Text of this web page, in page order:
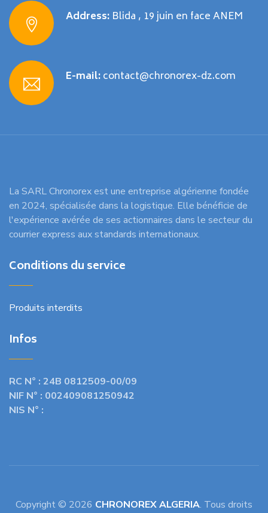
Address: Blida , 19 juin en face ANEM
E-mail:contact@chronorex-dz.com
La SARL Chronorex est une entreprise algérienne fondée
en 2024, spécialisée dans la logistique. Elle bénéficie de
l'expérience avérée de ses actionnaires dans le secteur du
courrier express aux standards internationaux.
Conditions du service
Produits interdits
Infos
RC N° : 24B 0812509-00/09
NIF N° : 002409081250942
NIS N° :
Copyright © 2026 CHRONOREX ALGERIA. Tous droits